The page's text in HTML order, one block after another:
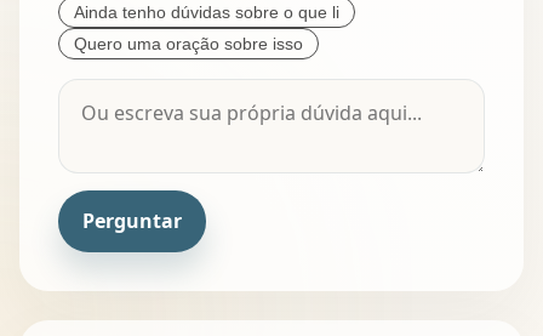
Ainda tenho dúvidas sobre o que li
Quero uma oração sobre isso
Perguntar